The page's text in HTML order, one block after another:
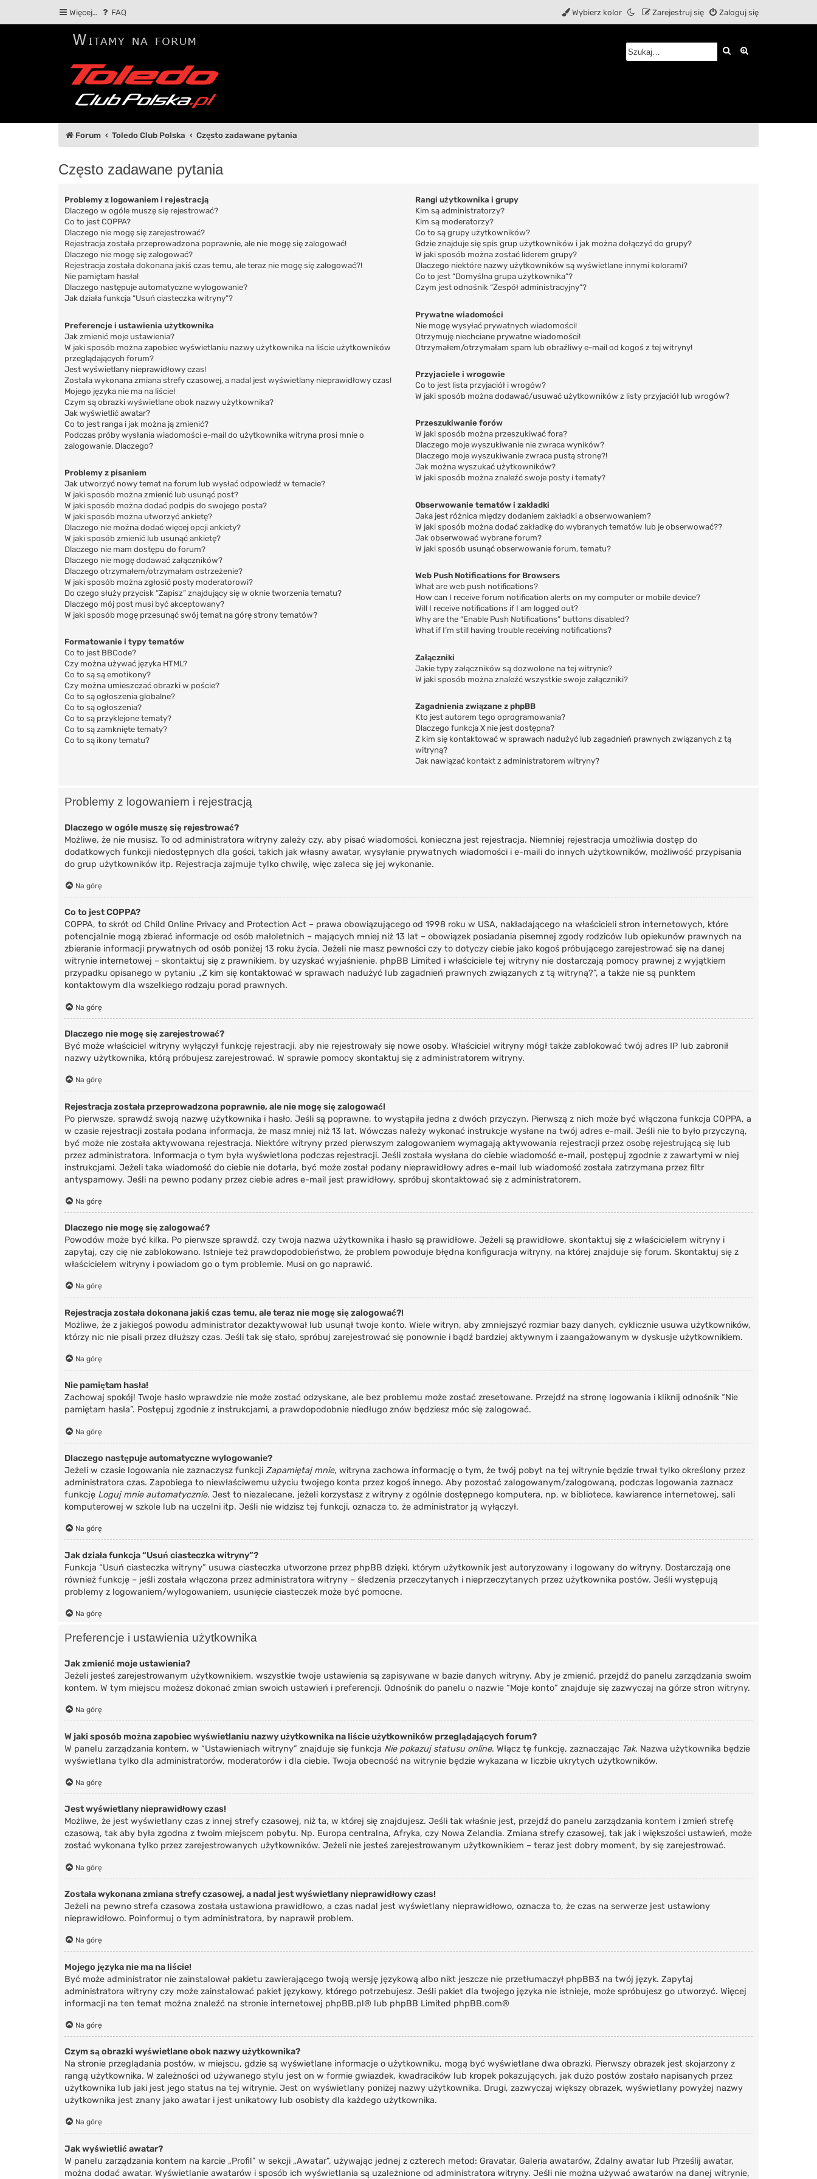
Więcej… FAQ Zaloguj się
Zarejestruj się
Wybierz kolor
Szukaj
Forum Toledo Club Polska Często zadawane pytania
Często zadawane pytania
Problemy z logowaniem i rejestracją
Dlaczego w ogóle muszę się rejestrować?
Co to jest COPPA?
Dlaczego nie mogę się zarejestrować?
Rejestracja została przeprowadzona poprawnie, ale nie mogę się zalogować!
Dlaczego nie mogę się zalogować?
Rejestracja została dokonana jakiś czas temu, ale teraz nie mogę się zalogować?!
Nie pamiętam hasła!
Dlaczego następuje automatyczne wylogowanie?
Jak działa funkcja “Usuń ciasteczka witryny”?
Preferencje i ustawienia użytkownika
Jak zmienić moje ustawienia?
W jaki sposób można zapobiec wyświetlaniu nazwy użytkownika na liście użytkowników
przeglądających forum?
Jest wyświetlany nieprawidłowy czas!
Została wykonana zmiana strefy czasowej, a nadal jest wyświetlany nieprawidłowy czas!
Mojego języka nie ma na liście!
Czym są obrazki wyświetlane obok nazwy użytkownika?
Jak wyświetlić awatar?
Co to jest ranga i jak można ją zmienić?
Podczas próby wysłania wiadomości e-mail do użytkownika witryna prosi mnie o
zalogowanie. Dlaczego?
Problemy z pisaniem
Jak utworzyć nowy temat na forum lub wysłać odpowiedź w temacie?
W jaki sposób można zmienić lub usunąć post?
W jaki sposób można dodać podpis do swojego posta?
W jaki sposób można utworzyć ankietę?
Dlaczego nie można dodać więcej opcji ankiety?
W jaki sposób zmienić lub usunąć ankietę?
Dlaczego nie mam dostępu do forum?
Dlaczego nie mogę dodawać załączników?
Dlaczego otrzymałem/otrzymałam ostrzeżenie?
W jaki sposób można zgłosić posty moderatorowi?
Do czego służy przycisk “Zapisz” znajdujący się w oknie tworzenia tematu?
Dlaczego mój post musi być akceptowany?
W jaki sposób mogę przesunąć swój temat na górę strony tematów?
Formatowanie i typy tematów
Co to jest BBCode?
Czy można używać języka HTML?
Co to są są emotikony?
Czy można umieszczać obrazki w poście?
Co to są ogłoszenia globalne?
Co to są ogłoszenia?
Co to są przyklejone tematy?
Co to są zamknięte tematy?
Co to są ikony tematu?
Rangi użytkownika i grupy
Kim są administratorzy?
Kim są moderatorzy?
Co to są grupy użytkowników?
Gdzie znajduje się spis grup użytkowników i jak można dołączyć do grupy?
W jaki sposób można zostać liderem grupy?
Dlaczego niektóre nazwy użytkowników są wyświetlane innymi kolorami?
Co to jest “Domyślna grupa użytkownika”?
Czym jest odnośnik “Zespół administracyjny”?
Prywatne wiadomości
Nie mogę wysyłać prywatnych wiadomości!
Otrzymuję niechciane prywatne wiadomości!
Otrzymałem/otrzymałam spam lub obraźliwy e-mail od kogoś z tej witryny!
Przyjaciele i wrogowie
Co to jest lista przyjaciół i wrogów?
W jaki sposób można dodawać/usuwać użytkowników z listy przyjaciół lub wrogów?
Przeszukiwanie forów
W jaki sposób można przeszukiwać fora?
Dlaczego moje wyszukiwanie nie zwraca wyników?
Dlaczego moje wyszukiwanie zwraca pustą stronę?!
Jak można wyszukać użytkowników?
W jaki sposób można znaleźć swoje posty i tematy?
Obserwowanie tematów i zakładki
Jaka jest różnica między dodaniem zakładki a obserwowaniem?
W jaki sposób można dodać zakładkę do wybranych tematów lub je obserwować??
Jak obserwować wybrane forum?
W jaki sposób usunąć obserwowanie forum, tematu?
Web Push Notifications for Browsers
What are web push notifications?
How can I receive forum notification alerts on my computer or mobile device?
Will I receive notifications if I am logged out?
Why are the “Enable Push Notifications” buttons disabled?
What if I’m still having trouble receiving notifications?
Załączniki
Jakie typy załączników są dozwolone na tej witrynie?
W jaki sposób można znaleźć wszystkie swoje załączniki?
Zagadnienia związane z phpBB
Kto jest autorem tego oprogramowania?
Dlaczego funkcja X nie jest dostępna?
Z kim się kontaktować w sprawach nadużyć lub zagadnień prawnych związanych z tą
witryną?
Jak nawiązać kontakt z administratorem witryny?
Problemy z logowaniem i rejestracją
Dlaczego w ogóle muszę się rejestrować?
Możliwe, że nie musisz. To od administratora witryny zależy czy, aby pisać wiadomości, konieczna jest rejestracja. Niemniej rejestracja umożliwia dostęp do
dodatkowych funkcji niedostępnych dla gości, takich jak własny awatar, wysyłanie prywatnych wiadomości i e-maili do innych użytkowników, możliwość przypisania
do grup użytkowników itp. Rejestracja zajmuje tylko chwilę, więc zaleca się jej wykonanie.
Na górę
Co to jest COPPA?
COPPA, to skrót od Child Online Privacy and Protection Act – prawa obowiązującego od 1998 roku w USA, nakładającego na właścicieli stron internetowych, które
potencjalnie mogą zbierać informacje od osób małoletnich – mających mniej niż 13 lat – obowiązek posiadania pisemnej zgody rodziców lub opiekunów prawnych na
zbieranie informacji prywatnych od osób poniżej 13 roku życia. Jeżeli nie masz pewności czy to dotyczy ciebie jako kogoś próbującego zarejestrować się na danej
witrynie internetowej – skontaktuj się z prawnikiem, by uzyskać wyjaśnienie. phpBB Limited i właściciele tej witryny nie dostarczają pomocy prawnej z wyjątkiem
przypadku opisanego w pytaniu „Z kim się kontaktować w sprawach nadużyć lub zagadnień prawnych związanych z tą witryną?”, a także nie są punktem
kontaktowym dla wszelkiego rodzaju porad prawnych.
Na górę
Dlaczego nie mogę się zarejestrować?
Być może właściciel witryny wyłączył funkcję rejestracji, aby nie rejestrowały się nowe osoby. Właściciel witryny mógł także zablokować twój adres IP lub zabronił
nazwy użytkownika, którą próbujesz zarejestrować. W sprawie pomocy skontaktuj się z administratorem witryny.
Na górę
Rejestracja została przeprowadzona poprawnie, ale nie mogę się zalogować!
Po pierwsze, sprawdź swoją nazwę użytkownika i hasło. Jeśli są poprawne, to wystąpiła jedna z dwóch przyczyn. Pierwszą z nich może być włączona funkcja COPPA, a
w czasie rejestracji została podana informacja, że masz mniej niż 13 lat. Wówczas należy wykonać instrukcje wysłane na twój adres e-mail. Jeśli nie to było przyczyną,
być może nie została aktywowana rejestracja. Niektóre witryny przed pierwszym zalogowaniem wymagają aktywowania rejestracji przez osobę rejestrującą się lub
przez administratora. Informacja o tym była wyświetlona podczas rejestracji. Jeśli została wysłana do ciebie wiadomość e-mail, postępuj zgodnie z zawartymi w niej
instrukcjami. Jeżeli taka wiadomość do ciebie nie dotarła, być może został podany nieprawidłowy adres e-mail lub wiadomość została zatrzymana przez filtr
antyspamowy. Jeśli na pewno podany przez ciebie adres e-mail jest prawidłowy, spróbuj skontaktować się z administratorem.
Na górę
Dlaczego nie mogę się zalogować?
Powodów może być kilka. Po pierwsze sprawdź, czy twoja nazwa użytkownika i hasło są prawidłowe. Jeżeli są prawidłowe, skontaktuj się z właścicielem witryny i
zapytaj, czy cię nie zablokowano. Istnieje też prawdopodobieństwo, że problem powoduje błędna konfiguracja witryny, na której znajduje się forum. Skontaktuj się z
właścicielem witryny i powiadom go o tym problemie. Musi on go naprawić.
Na górę
Rejestracja została dokonana jakiś czas temu, ale teraz nie mogę się zalogować?!
Możliwe, że z jakiegoś powodu administrator dezaktywował lub usunął twoje konto. Wiele witryn, aby zmniejszyć rozmiar bazy danych, cyklicznie usuwa użytkowników,
którzy nic nie pisali przez dłuższy czas. Jeśli tak się stało, spróbuj zarejestrować się ponownie i bądź bardziej aktywnym i zaangażowanym w dyskusje użytkownikiem.
Na górę
Nie pamiętam hasła!
Zachowaj spokój! Twoje hasło wprawdzie nie może zostać odzyskane, ale bez problemu może zostać zresetowane. Przejdź na stronę logowania i kliknij odnośnik “Nie
pamiętam hasła”. Postępuj zgodnie z instrukcjami, a prawdopodobnie niedługo znów będziesz móc się zalogować.
Na górę
Dlaczego następuje automatyczne wylogowanie?
Jeżeli w czasie logowania nie zaznaczysz funkcji Zapamiętaj mnie, witryna zachowa informację o tym, że twój pobyt na tej witrynie będzie trwał tylko określony przez
administratora czas. Zapobiega to niewłaściwemu użyciu twojego konta przez kogoś innego. Aby pozostać zalogowanym/zalogowaną, podczas logowania zaznacz
funkcję Loguj mnie automatycznie. Jest to niezalecane, jeżeli korzystasz z witryny z ogólnie dostępnego komputera, np. w bibliotece, kawiarence internetowej, sali
komputerowej w szkole lub na uczelni itp. Jeśli nie widzisz tej funkcji, oznacza to, że administrator ją wyłączył.
Na górę
Jak działa funkcja “Usuń ciasteczka witryny”?
Funkcja “Usuń ciasteczka witryny” usuwa ciasteczka utworzone przez phpBB dzięki, którym użytkownik jest autoryzowany i logowany do witryny. Dostarczają one
również funkcję – jeśli została włączona przez administratora witryny – śledzenia przeczytanych i nieprzeczytanych przez użytkownika postów. Jeśli występują
problemy z logowaniem/wylogowaniem, usunięcie ciasteczek może być pomocne.
Na górę
Preferencje i ustawienia użytkownika
Jak zmienić moje ustawienia?
Jeżeli jesteś zarejestrowanym użytkownikiem, wszystkie twoje ustawienia są zapisywane w bazie danych witryny. Aby je zmienić, przejdź do panelu zarządzania swoim
kontem. W tym miejscu możesz dokonać zmian swoich ustawień i preferencji. Odnośnik do panelu o nazwie “Moje konto” znajduje się zazwyczaj na górze stron witryny.
Na górę
W jaki sposób można zapobiec wyświetlaniu nazwy użytkownika na liście użytkowników przeglądających forum?
W panelu zarządzania kontem, w “Ustawieniach witryny” znajduje się funkcja Nie pokazuj statusu online. Włącz tę funkcję, zaznaczając Tak. Nazwa użytkownika będzie
wyświetlana tylko dla administratorów, moderatorów i dla ciebie. Twoja obecność na witrynie będzie wykazana w liczbie ukrytych użytkowników.
Na górę
Jest wyświetlany nieprawidłowy czas!
Możliwe, że jest wyświetlany czas z innej strefy czasowej, niż ta, w której się znajdujesz. Jeśli tak właśnie jest, przejdź do panelu zarządzania kontem i zmień strefę
czasową, tak aby była zgodna z twoim miejscem pobytu. Np. Europa centralna, Afryka, czy Nowa Zelandia. Zmiana strefy czasowej, tak jak i większości ustawień, może
zostać wykonana tylko przez zarejestrowanych użytkowników. Jeżeli nie jesteś zarejestrowanym użytkownikiem – teraz jest dobry moment, by się zarejestrować.
Na górę
Została wykonana zmiana strefy czasowej, a nadal jest wyświetlany nieprawidłowy czas!
Jeżeli na pewno strefa czasowa została ustawiona prawidłowo, a czas nadal jest wyświetlany nieprawidłowo, oznacza to, że czas na serwerze jest ustawiony
nieprawidłowo. Poinformuj o tym administratora, by naprawił problem.
Na górę
Mojego języka nie ma na liście!
Być może administrator nie zainstalował pakietu zawierającego twoją wersję językową albo nikt jeszcze nie przetłumaczył phpBB3 na twój język. Zapytaj
administratora witryny czy może zainstalować pakiet językowy, którego potrzebujesz. Jeśli pakiet dla twojego języka nie istnieje, może spróbujesz go utworzyć. Więcej
informacji na ten temat można znaleźć na stronie internetowej phpBB.pl® lub phpBB Limited phpBB.com®
Na górę
Czym są obrazki wyświetlane obok nazwy użytkownika?
Na stronie przeglądania postów, w miejscu, gdzie są wyświetlane informacje o użytkowniku, mogą być wyświetlane dwa obrazki. Pierwszy obrazek jest skojarzony z
rangą użytkownika. W zależności od używanego stylu jest on w formie gwiazdek, kwadracików lub kropek pokazujących, jak dużo postów zostało napisanych przez
użytkownika lub jaki jest jego status na tej witrynie. Jest on wyświetlany poniżej nazwy użytkownika. Drugi, zazwyczaj większy obrazek, wyświetlany powyżej nazwy
użytkownika jest znany jako awatar i jest unikatowy lub osobisty dla każdego użytkownika.
Na górę
Jak wyświetlić awatar?
W panelu zarządzania kontem na karcie „Profil” w sekcji „Awatar”, używając jednej z czterech metod: Gravatar, Galeria awatarów, Zdalny awatar lub Prześlij awatar,
można dodać awatar. Wyświetlanie awatarów i sposób ich wyświetlania są uzależnione od administratora witryny. Jeśli nie można używać awatarów na danej witrynie,